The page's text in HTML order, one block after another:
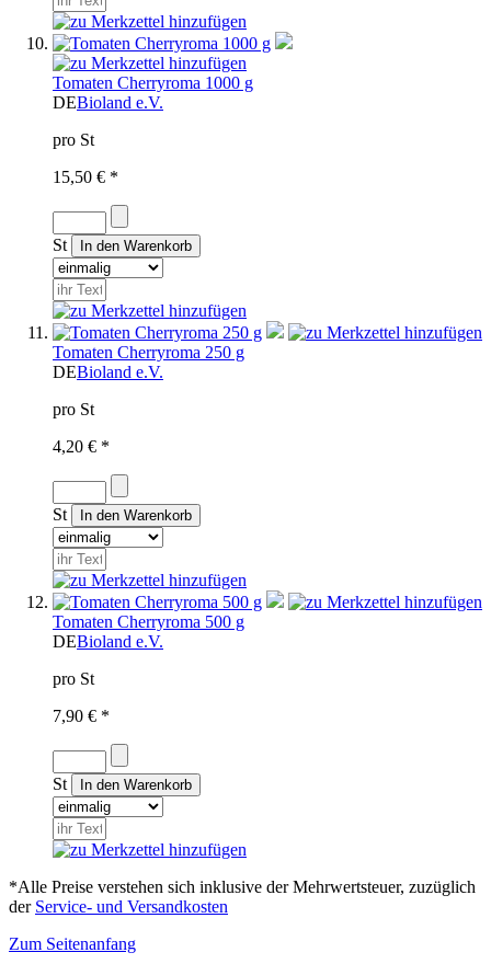
Tomaten Cherryroma 1000 g
DEBioland e.V.
pro St
15,50 € *
St
Tomaten Cherryroma 250 g
DEBioland e.V.
pro St
4,20 € *
St
Tomaten Cherryroma 500 g
DEBioland e.V.
pro St
7,90 € *
St
*Alle Preise verstehen sich inklusive der Mehrwertsteuer, zuzüglich
der Service- und Versandkosten
Zum Seitenanfang